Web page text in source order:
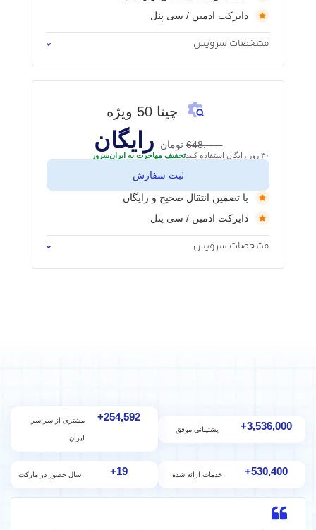
دایرکت ادمین / سی‌ پنل
مشخصات سرویس
چیتا 50 ویژه
648.۰۰۰تومان رایگان
۳۰ روز رایگان استفاده کنید تخفیف مهاجرت به ایران‌سرور
ثبت سفارش
با تضمین انتقال صحیح و رایگان
دایرکت ادمین / سی‌ پنل
مشخصات سرویس
پشتیبانی موفق 4,000,000
+ مشتری از سراسر
ایران
288,000
+
خدمات ارائه شده 600,000
+ سال‌ حضور در مارکت 22
+